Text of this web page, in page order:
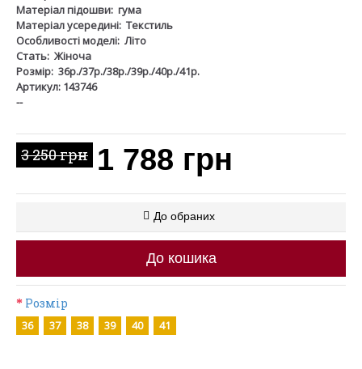
Матеріал підошви: гума
Матеріал усередині: Текстиль
Особливості моделі: Літо
Стать: Жіноча
Розмір: 36р./37р./38р./39р./40р./41р.
Артикул: 143746
--
3 250 грн 1 788 грн
До обраних
До кошика
Розмір
36 37 38 39 40 41